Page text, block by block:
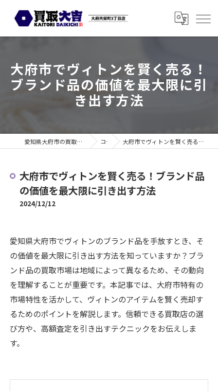
大府市でヴィトンを賢く売る！
ブランド品の価値を最大限に引
き出す方法
愛知県大府市の買取なら買取大吉 大府共栄町3丁目店 コラム 大府市でヴィトンを賢く売る！ブランド品の価値を最大限に引き出す方法
大府市でヴィトンを賢く売る！ブランド品
の価値を最大限に引き出す方法
2024/12/12
愛知県大府市でヴィトンのブランド品を手放すとき、そ
の価値を最大限に引き出す方法を知っていますか？ブラ
ンド品の買取市場は地域によって異なるため、その動向
を理解することが重要です。本記事では、大府市特有の
市場特性を活かして、ヴィトンのアイテムを賢く売却す
るためのポイントを解説します。信頼できる買取店の選
び方や、高額査定を引き出すテクニックをお伝えしま
す。